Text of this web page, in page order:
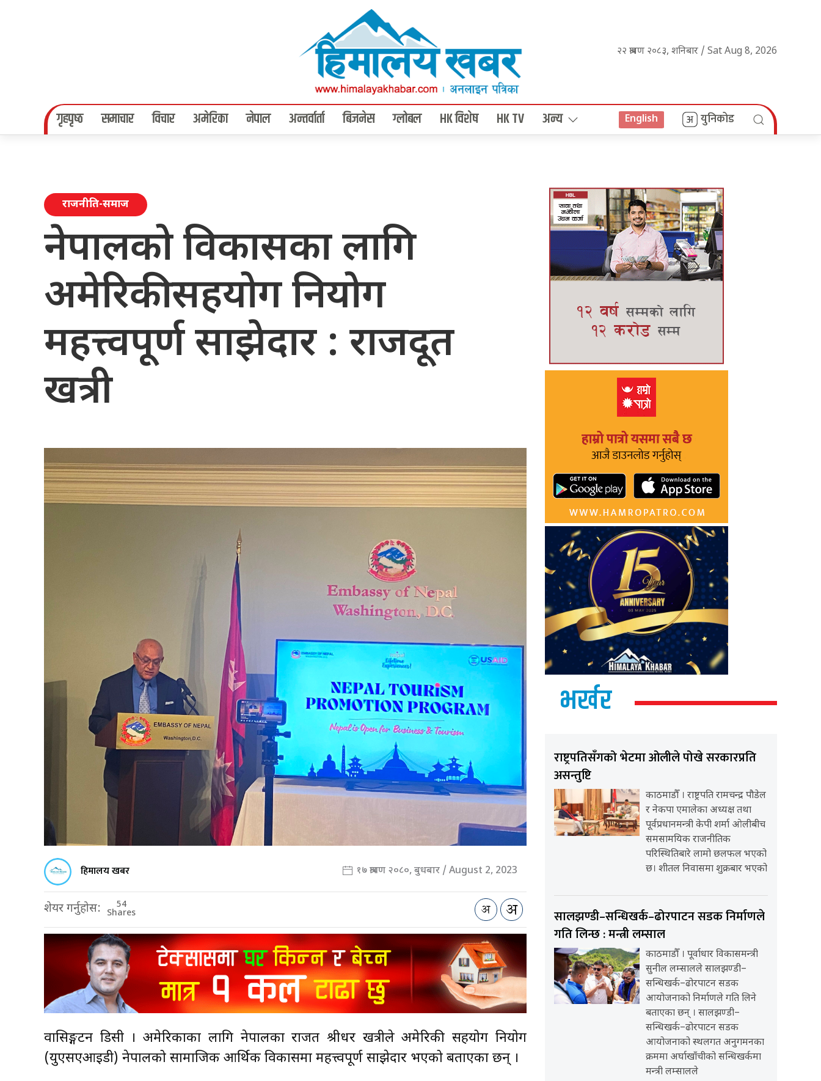
२२ श्रावण २०८३, शनिबार / Sat Aug 8, 2026
गृहपृष्‍ठ समाचार विचार अमेरिका नेपाल अन्तर्वार्ता बिजनेस ग्लोबल HK विशेष HK TV अन्य English युनिकोड
राजनीति-समाज
नेपालको विकासका लागि
अमेरिकी सहयोग नियोग
महत्त्वपूर्ण साझेदार : राजदूत
खत्री
हिमालय खबर १७ श्रावण २०८०, बुधबार / August 2, 2023
शेयर गर्नुहोस: 54
Shares
वासिङ्गटन डिसी । अमेरिकाका लागि नेपालका राजदूत श्रीधर खत्रीले अमेरिकी सहयोग नियोग
(युएसएआइडी) नेपालको सामाजिक आर्थिक विकासमा महत्त्वपूर्ण साझेदार भएको बताएका छन् ।
भर्खर
राष्ट्रपतिसँगको भेटमा ओलीले पोखे सरकारप्रति
असन्तुष्टि
काठमाडौँ । राष्ट्रपति रामचन्द्र पौडेल
र नेकपा एमालेका अध्यक्ष तथा
पूर्वप्रधानमन्त्री केपी शर्मा ओलीबीच
समसामयिक राजनीतिक
परिस्थितिबारे लामो छलफल भएको
छ। शीतल निवासमा शुक्रबार भएको
सालझण्डी–सन्धिखर्क–ढोरपाटन सडक निर्माणले
गति लिन्छ : मन्त्री लम्साल
काठमाडौँ । पूर्वाधार विकासमन्त्री
सुनील लम्सालले सालझण्डी–
सन्धिखर्क–ढोरपाटन सडक
आयोजनाको निर्माणले गति लिने
बताएका छन् । सालझण्डी–
सन्धिखर्क–ढोरपाटन सडक
आयोजनाको स्थलगत अनुगमनका
क्रममा अर्घाखाँचीको सन्धिखर्कमा
मन्त्री लम्सालले